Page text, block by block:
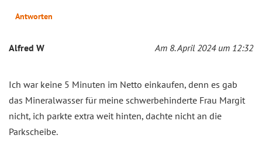
Antworten
Alfred W Am 8. April 2024 um 12:32
Ich war keine 5 Minuten im Netto einkaufen, denn es gab
das Mineralwasser für meine schwerbehinderte Frau Margit
nicht, ich parkte extra weit hinten, dachte nicht an die
Parkscheibe.